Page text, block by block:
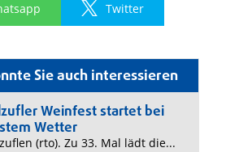
Sie auch interessieren
Weinfest startet bei
Wetter
(rto). Zu 33. Mal lädt die...
Twitter